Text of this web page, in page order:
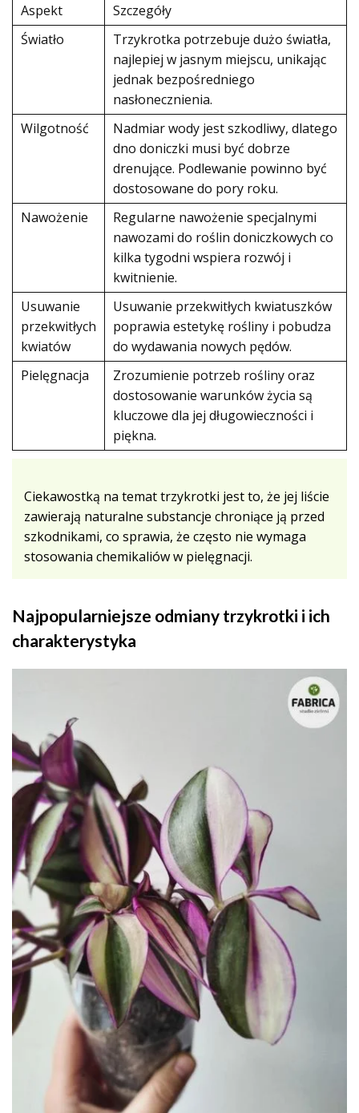
Aspekt
Szczegóły
Światło
Trzykrotka potrzebuje dużo światła,
najlepiej w jasnym miejscu, unikając
jednak bezpośredniego
nasłonecznienia.
Wilgotność
Nadmiar wody jest szkodliwy, dlatego
dno doniczki musi być dobrze
drenujące. Podlewanie powinno być
dostosowane do pory roku.
Nawożenie
Regularne nawożenie specjalnymi
nawozami do roślin doniczkowych co
kilka tygodni wspiera rozwój i
kwitnienie.
Usuwanie
przekwitłych
kwiatów
Usuwanie przekwitłych kwiatuszków
poprawia estetykę rośliny i pobudza
do wydawania nowych pędów.
Pielęgnacja
Zrozumienie potrzeb rośliny oraz
dostosowanie warunków życia są
kluczowe dla jej długowieczności i
piękna.
Ciekawostką na temat trzykrotki jest to, że jej liście
zawierają naturalne substancje chroniące ją przed
szkodnikami, co sprawia, że często nie wymaga
stosowania chemikaliów w pielęgnacji.
Najpopularniejsze odmiany trzykrotki i ich
charakterystyka